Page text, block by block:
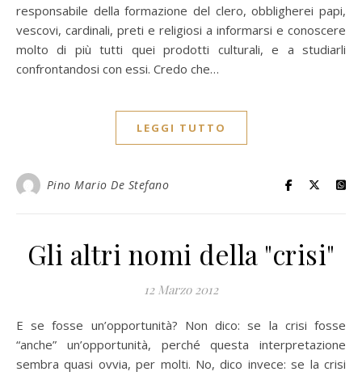
responsabile della formazione del clero, obbligherei papi,
vescovi, cardinali, preti e religiosi a informarsi e conoscere
molto di più tutti quei prodotti culturali, e a studiarli
confrontandosi con essi. Credo che…
LEGGI TUTTO
Pino Mario De Stefano
Gli altri nomi della "crisi"
12 Marzo 2012
E se fosse un’opportunità? Non dico: se la crisi fosse
“anche” un’opportunità, perché questa interpretazione
sembra quasi ovvia, per molti. No, dico invece: se la crisi